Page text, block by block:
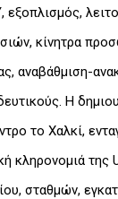
κίνητρα
αναβάθμιση-
Η
το Χαλκί,
κληρονομιά της
σταθμών,